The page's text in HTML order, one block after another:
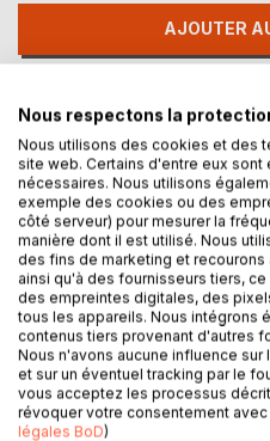
AJOUTER
Laisser un avis
DESCRIPTION
Léonardo vit avec sa grand-
immense demeure blanche
blanc trône au centre du
Nous respectons la
Nous utilisons des cookies et des
site web. Certains d'entre eux
nécessaires. Nous utilisons
exemple des cookies ou des
côté serveur) pour mesurer la
manière dont il est utilisé. Nous
des fins de marketing et
ainsi qu'à des fournisseurs tiers,
des empreintes digitales, des
tous les appareils. Nous intégrons
contenus tiers provenant d'autres
Nous n'avons aucune influence
et sur un éventuel tracking par le
vous acceptez les processus
révoquer votre consentement
légales BoD)